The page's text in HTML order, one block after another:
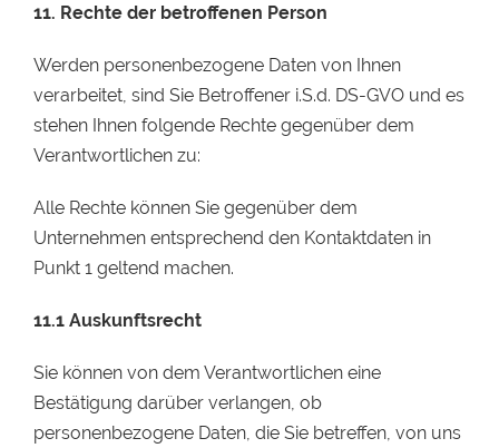
11. Rechte der betroffenen Person
Werden personenbezogene Daten von Ihnen
verarbeitet, sind Sie Betroffener i.S.d. DS-GVO und es
stehen Ihnen folgende Rechte gegenüber dem
Verantwortlichen zu:
Alle Rechte können Sie gegenüber dem
Unternehmen entsprechend den Kontaktdaten in
Punkt 1 geltend machen.
11.1 Auskunftsrecht
Sie können von dem Verantwortlichen eine
Bestätigung darüber verlangen, ob
personenbezogene Daten, die Sie betreffen, von uns